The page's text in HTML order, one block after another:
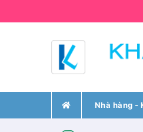
Nhà hàng -